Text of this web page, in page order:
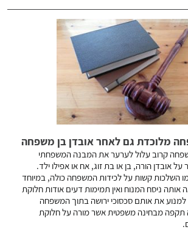
מלוכדת גם לאחר אובדן בן משפחה
קרוב עלול לערער את המבנה המשפחתי
אובדן הורה, בן או בת זוג, אח או אפילו ילד.
השלכות קשות על לכידות המשפחה כולה, במיוחד
ניסח המנוח ואין תמימות דעים אודות חלוקת
למנוע את אותם סכסוכי ירושה בתוך המשפחה
תקפה מבחינה משפטית אשר מורה על חלוקת